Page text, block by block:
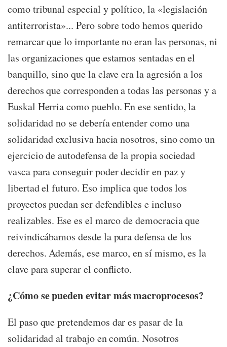
como tribunal especial y político, la «legislación
antiterrorista»... Pero sobre todo hemos querido
remarcar que lo importante no eran las personas, ni
las organizaciones que estamos sentadas en el
banquillo, sino que la clave era la agresión a los
derechos que corresponden a todas las personas y a
Euskal Herria como pueblo. En ese sentido, la
solidaridad no se debería entender como una
solidaridad exclusiva hacia nosotros, sino como un
ejercicio de autodefensa de la propia sociedad
vasca para conseguir poder decidir en paz y
libertad el futuro. Eso implica que todos los
proyectos puedan ser defendibles e incluso
realizables. Ese es el marco de democracia que
reivindicábamos desde la pura defensa de los
derechos. Además, ese marco, en sí mismo, es la
clave para superar el conflicto.
¿Cómo se pueden evitar más macroprocesos?
El paso que pretendemos dar es pasar de la
solidaridad al trabajo en común. Nosotros